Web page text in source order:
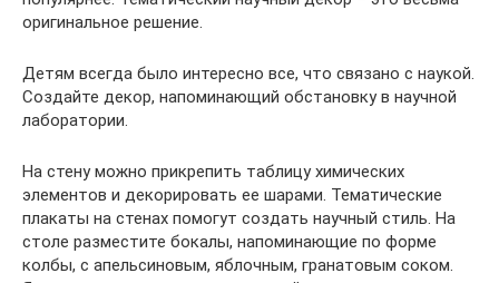
оригинальное решение.
Детям всегда было интересно все, что связано с наукой.
Создайте декор, напоминающий обстановку в научной
лаборатории.
На стену можно прикрепить таблицу химических
элементов и декорировать ее шарами. Тематические
плакаты на стенах помогут создать научный стиль. На
столе разместите бокалы, напоминающие по форме
колбы, с апельсиновым, яблочным, гранатовым соком.